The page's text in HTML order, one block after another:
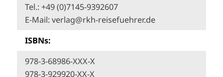
Tel.: +49 (0)7145-9392607
E-Mail: verlag@rkh-reisefuehrer.de
ISBNs:
978-3-68986-XXX-X
978-3-929920-XX-X